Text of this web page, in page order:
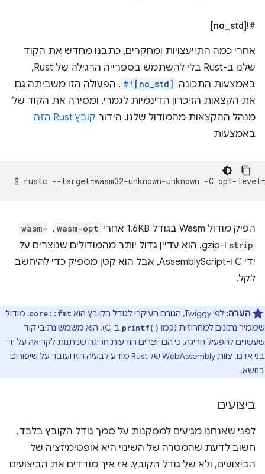
#![no
std]
אחרי כמה התייעצויות ומחקרים, כתבנו מחדש את הקוד
שלנו ב-Rust בלי להשתמש בספרייה הרגילה של Rust,
באמצעות התכונה #![no_std] . הפעולה הזו משביתה גם
את הקצאות הזיכרון הדינמיות לגמרי, ומסירה את הקוד של
מנהל ההקצאות מהמודול שלנו. הידור קובץ Rust הזה
באמצעות
$ rustc --target=wasm32-unknown-unknown -C opt-level=
הפיק מודול Wasm בגודל 1.6KB אחרי wasm-opt
, ‏
wasm-
strip
ו-gzip. הוא עדיין גדול יותר מהמודולים שנוצרים על
ידי C ו-AssemblyScript, אבל הוא קטן מספיק כדי להיחשב
לקל.
הערה: לפי Twiggy, הגורם העיקרי לגודל הקובץ הוא core::fmt, מודול
שממיר נתונים למחרוזות (כמו printf()
ב-C). הוא משמש נתיבי קוד
שעשויים להפעיל חריגה, כי הם יוצרים הודעות חריגה שניתנות לקריאה על ידי
בני אדם. צוות WebAssembly של Rust מודע לבעיה הזו ועובד על שיפורים
בנושא.
ביצועים
לפני שאנחנו מגיעים למסקנות על סמך גודל הקובץ בלבד,
חשוב לדעת שהמטרה של השינוי היא אופטימיזציה של
הביצועים, ולא של גודל הקובץ. אז איך מודדים את הביצועים